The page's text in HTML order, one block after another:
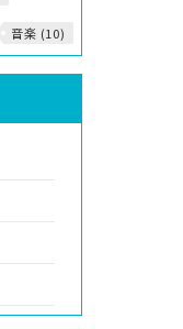
音楽 (10)